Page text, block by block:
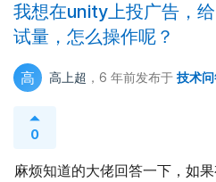
我想在unity上投广告，
试量，怎么操作呢？
高 高上超 ，6 年前发布于 技术
0
麻烦知道的大佬回答一下，如